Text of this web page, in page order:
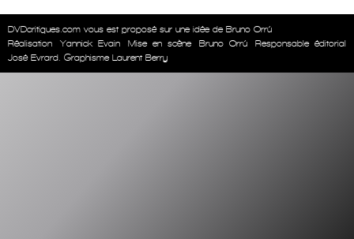
DVDcritiques.com vous est proposé sur une idée de Bruno Orrú
Réalisation
Yannick Evain Mise en scène Bruno Orrú
Responsable éditorial
José Evrard. Graphisme Laurent Berry